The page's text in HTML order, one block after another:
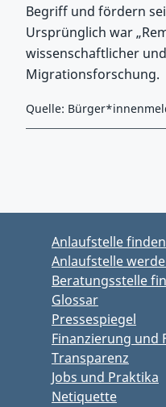
Begriff und fördern
Ursprünglich war
wissenschaftlicher
Migrationsforschung.
Quelle:
Anlaufstelle finden
Anlaufstelle
Beratungsstelle
Glossar
Pressespiegel
Finanzierung und
Transparenz
Jobs und Praktika
Netiquette